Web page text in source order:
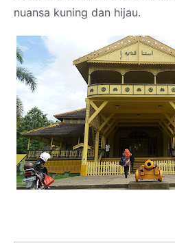
nuansa kuning dan hijau.